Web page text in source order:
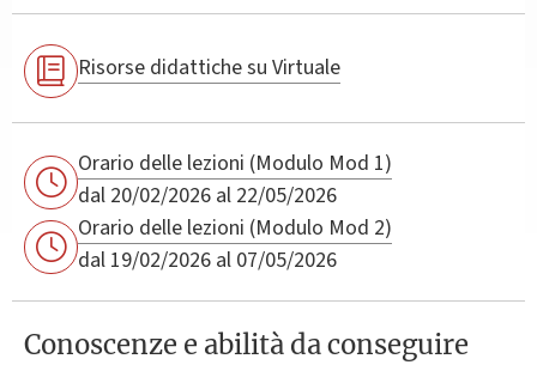
Risorse didattiche su Virtuale
Orario delle lezioni (Modulo Mod 1)
dal 20/02/2026 al 22/05/2026
Orario delle lezioni (Modulo Mod 2)
dal 19/02/2026 al 07/05/2026
Conoscenze e abilità da conseguire